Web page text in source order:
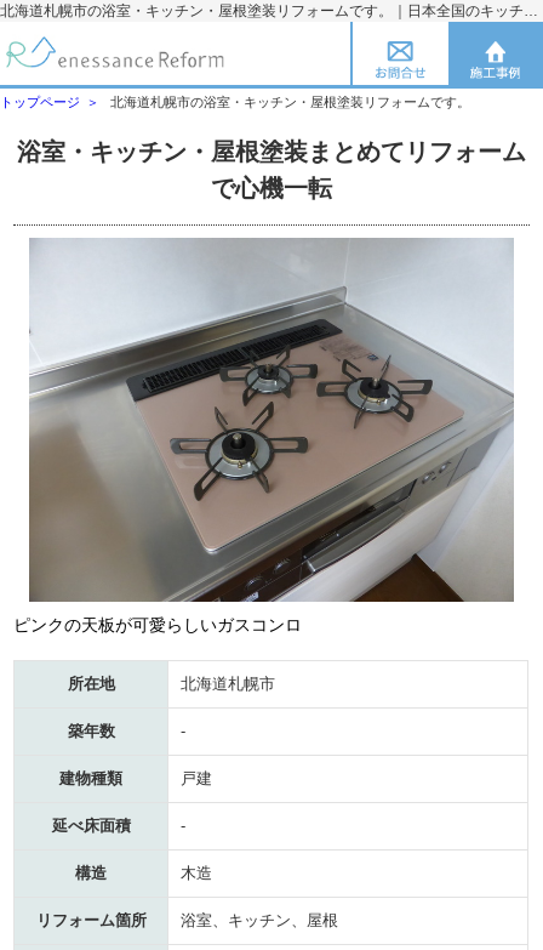
北海道札幌市の浴室・キッチン・屋根塗装リフォームです。｜日本全国のキッチン・浴室水廻りのリフォームのことならエネサンス
トップページ 北海道札幌市の浴室・キッチン・屋根塗装リフォームです。
浴室・キッチン・屋根塗装まとめてリフォーム
で心機一転
ピンクの天板が可愛らしいガスコンロ
所在地 北海道札幌市
築年数 -
建物種類 戸建
延べ床面積 -
構造 木造
リフォーム箇所 浴室、キッチン、屋根